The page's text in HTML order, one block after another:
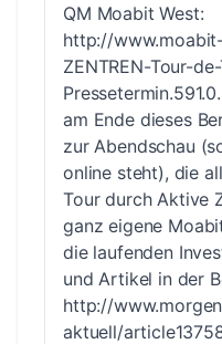
QM Moabit West:
http://
ZENTREN-Tour-
am Ende dieses
zur Abendschau
online steht), die
Tour durch Aktive
ganz eigene
die laufenden
und Artikel in der
http://
aktuell/